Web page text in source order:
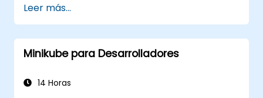
utilizando kubectl y el panel de control de
Minikube.
Configurar soluciones de
almacenamiento persistente y redes
Utilizar Minikube para desarrollar, probar
Leer más...
Minikube para Desarrolladores
14 Horas